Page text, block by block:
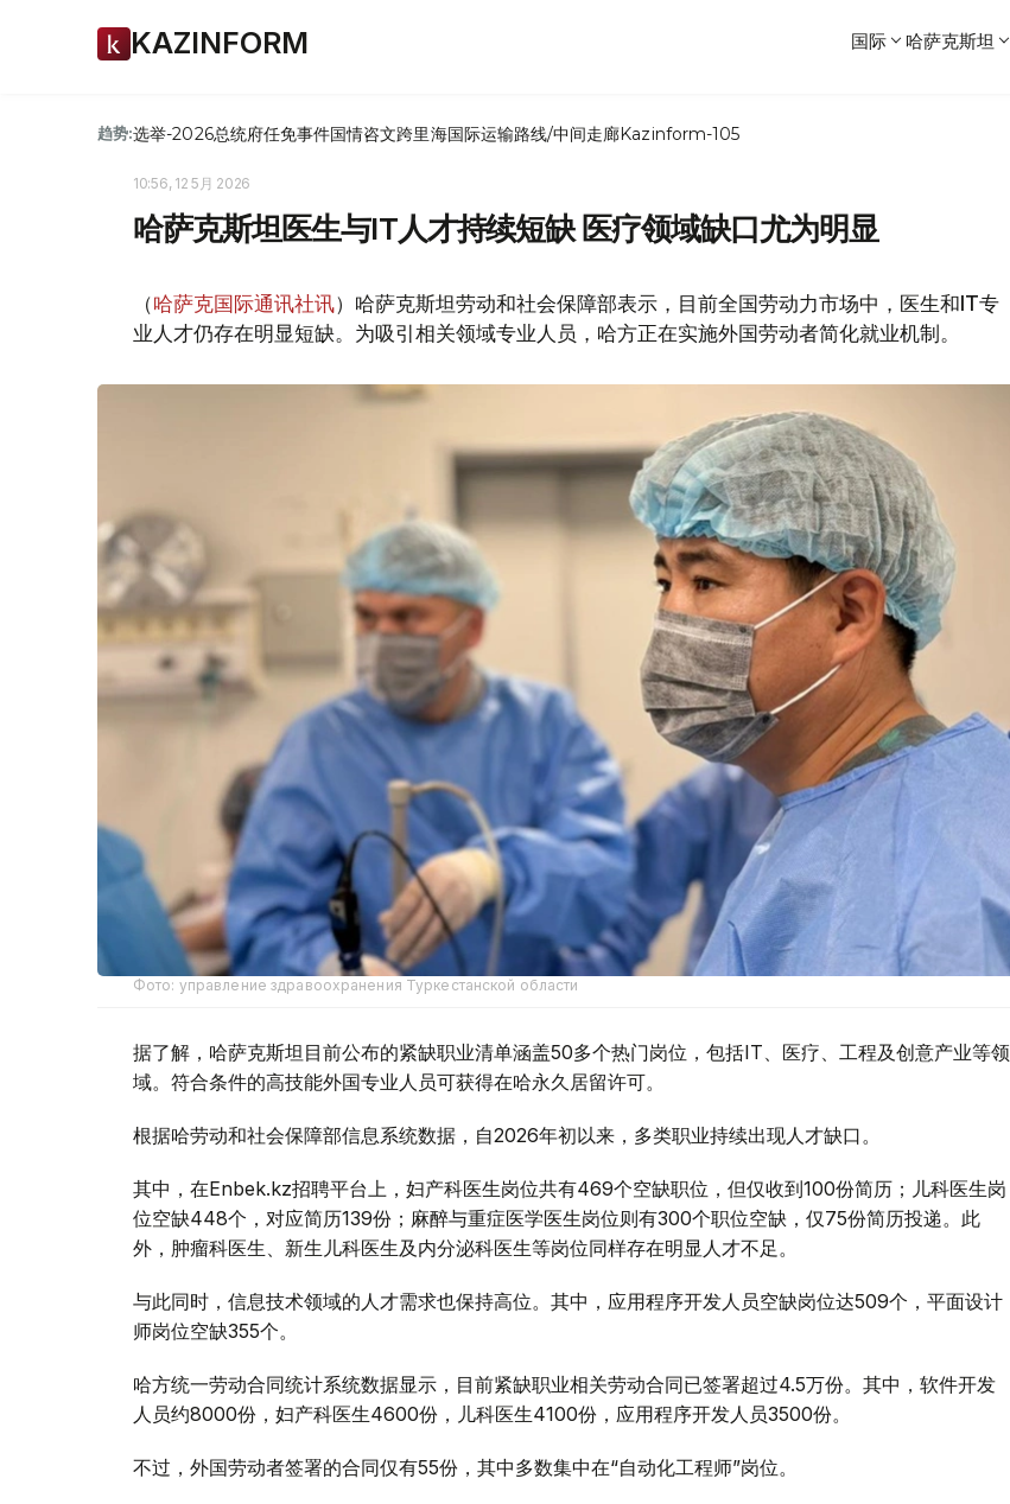
KAZINFORM 国际 哈萨克斯坦
趋势:选举-2026总统府任免事件国情咨文跨里海国际运输路线/中间走廊Kazinform-105
10:56, 12 5月 2026
哈萨克斯坦医生与IT人才持续短缺 医疗领域缺口尤为明显
（哈萨克国际通讯社讯）哈萨克斯坦劳动和社会保障部表示，目前全国劳动力市场中，医生和IT专
业人才仍存在明显短缺。为吸引相关领域专业人员，哈方正在实施外国劳动者简化就业机制。
Фото: управление здравоохранения Туркестанской области
据了解，哈萨克斯坦目前公布的紧缺职业清单涵盖50多个热门岗位，包括IT、医疗、工程及创意产业等领
域。符合条件的高技能外国专业人员可获得在哈永久居留许可。
根据哈劳动和社会保障部信息系统数据，自2026年初以来，多类职业持续出现人才缺口。
其中，在Enbek.kz招聘平台上，妇产科医生岗位共有469个空缺职位，但仅收到100份简历；儿科医生岗
位空缺448个，对应简历139份；麻醉与重症医学医生岗位则有300个职位空缺，仅75份简历投递。此
外，肿瘤科医生、新生儿科医生及内分泌科医生等岗位同样存在明显人才不足。
与此同时，信息技术领域的人才需求也保持高位。其中，应用程序开发人员空缺岗位达509个，平面设计
师岗位空缺355个。
哈方统一劳动合同统计系统数据显示，目前紧缺职业相关劳动合同已签署超过4.5万份。其中，软件开发
人员约8000份，妇产科医生4600份，儿科医生4100份，应用程序开发人员3500份。
不过，外国劳动者签署的合同仅有55份，其中多数集中在“自动化工程师”岗位。